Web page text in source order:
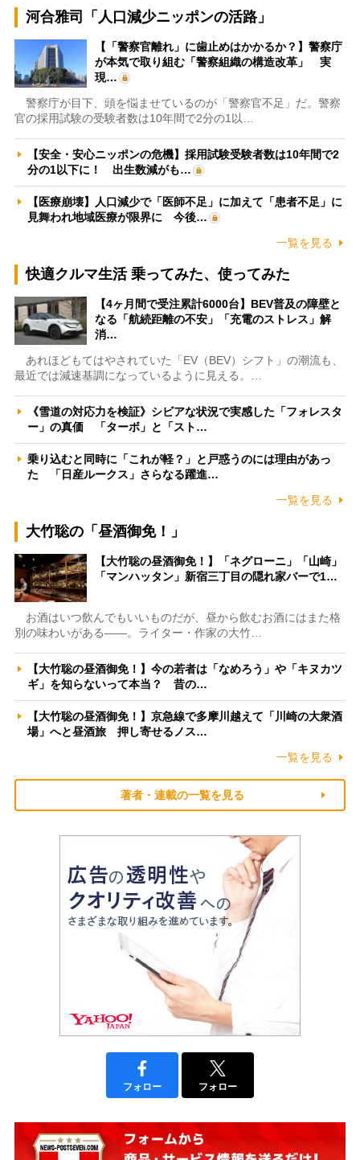
河合雅司「人口減少ニッポンの活路」
【「警察官離れ」に歯止めはかかるか？】警察庁
が本気で取り組む「警察組織の構造改革」 実
現…
警察庁が目下、頭を悩ませているのが「警察官不足」だ。警察
官の採用試験の受験者数は10年間で2分の1以…
【安全・安心ニッポンの危機】採用試験受験者数は10年間で2
分の1以下に！ 出生数減がも…
【医療崩壊】人口減少で「医師不足」に加えて「患者不足」に
見舞われ地域医療が限界に 今後…
一覧を見る
快適クルマ生活 乗ってみた、使ってみた
【4ヶ月間で受注累計6000台】BEV普及の障壁と
なる「航続距離の不安」「充電のストレス」解
消…
あれほどもてはやされていた「EV（BEV）シフト」の潮流も、
最近では減速基調になっているように見える。…
《雪道の対応力を検証》シビアな状況で実感した「フォレスタ
ー」の真価 「ターボ」と「スト…
乗り込むと同時に「これが軽？」と戸惑うのには理由があっ
た 「日産ルークス」さらなる躍進…
一覧を見る
大竹聡の「昼酒御免！」
【大竹聡の昼酒御免！】「ネグローニ」「山崎」
「マンハッタン」新宿三丁目の隠れ家バーで1…
お酒はいつ飲んでもいいものだが、昼から飲むお酒にはまた格
別の味わいがある――。ライター・作家の大竹…
【大竹聡の昼酒御免！】今の若者は「なめろう」や「キヌカツ
ギ」を知らないって本当？ 昔の…
【大竹聡の昼酒御免！】京急線で多摩川越えて「川崎の大衆酒
場」へと昼酒旅 押し寄せるノス…
一覧を見る
著者・連載の一覧を見る
フォロー フォロー